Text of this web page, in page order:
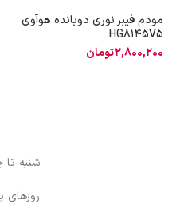
مودم فیبر نوری دوبانده هوآوی
HG8145V5
2,800,200تومان
شنبه تا
روزهای